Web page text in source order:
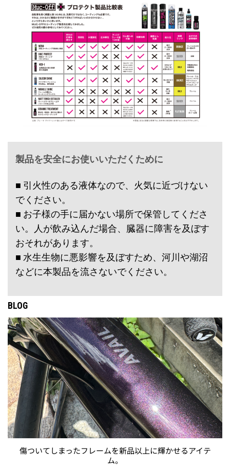
製品を安全にお使いいただくために
■ 引火性のある液体なので、火気に近づけない
でください。
■ お子様の手に届かない場所で保管してくださ
い。人が飲み込んだ場合、臓器に障害を及ぼす
おそれがあります。
■ 水生生物に悪影響を及ぼすため、河川や湖沼
などに本製品を流さないでください。
BLOG
傷ついてしまったフレームを新品以上に輝かせるアイテ
ム。